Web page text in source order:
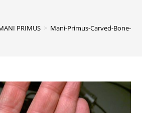
PRIMUS > Mani-Primus-Carved-Bone-5